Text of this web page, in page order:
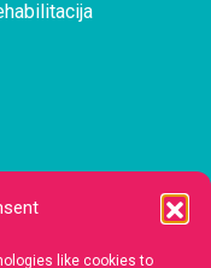
like cookies to